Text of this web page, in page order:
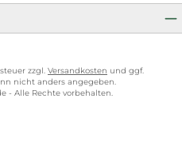
zzgl. Versandkosten und ggf.
nicht anders angegeben.
- Alle Rechte vorbehalten.